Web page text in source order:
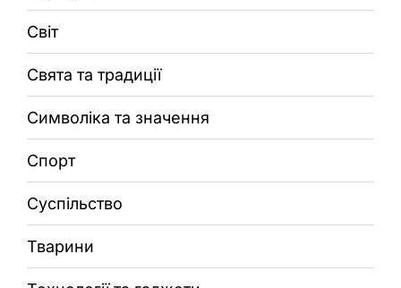
Світ
Свята та традиції
Символіка та значення
Спорт
Суспільство
Тварини